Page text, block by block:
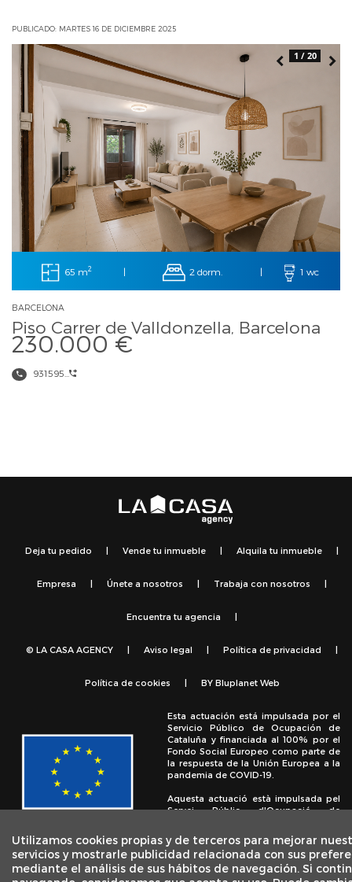
Utilizamos cookies propias y de terceros para mejorar
servicios y mostrarle publicidad relacionada con sus
mediante el análisis de sus hábitos de navegación. Si
PUBLICADO: MARTES 16 DE DICIEMBRE 2025
1 / 20
65 m2 | 2 dorm. | 1 wc
BARCELONA
Piso Carrer de Valldonzella, Barcelona
230.000 €
931595...
Deja tu pedido | Vende tu inmueble | Alquila tu inmueble |
Empresa | Únete a nosotros | Trabaja con nosotros |
Encuentra tu agencia |
© LA CASA AGENCY | Aviso legal | Política de privacidad |
Política de cookies | BY Bluplanet Web
Esta actuación está impulsada por el
Servicio Público de Ocupación de
Cataluña y financiada al 100% por el
Fondo Social Europeo como parte de
la respuesta de la Unión Europea a la
pandemia de COVID-19.
Aquesta actuació està impulsada pel
Servei Públic d'Ocupació de
resposta de la Unió Europea a la
pandèmia de COVID-19.